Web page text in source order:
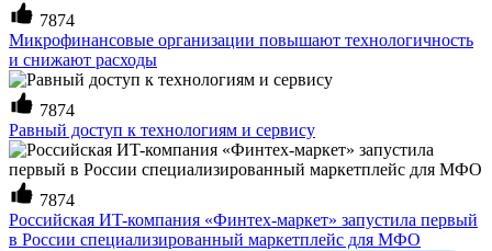
7874
Микрофинансовые организации повышают технологичность
и снижают расходы
7874
Равный доступ к технологиям и сервису
7874
Российская ИT-компания «Финтех-маркет» запустила первый
в России специализированный маркетплейс для МФО